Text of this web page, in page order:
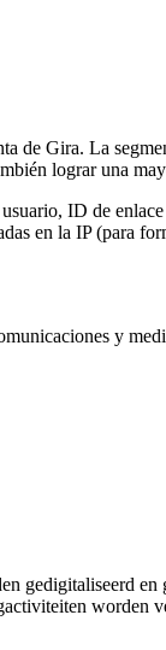
de Gira. La
lograr una
ID de
en la IP (para
y
gedigitaliseerd en
worden